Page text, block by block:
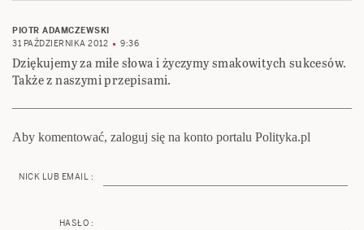
PIOTR ADAMCZEWSKI
31 PAŹDZIERNIKA 2012
9:36
Dziękujemy za miłe słowa i życzymy smakowitych sukcesów.
Także z naszymi przepisami.
Aby komentować, zaloguj się na konto portalu Polityka.pl
NICK LUB EMAIL :
HASŁO :